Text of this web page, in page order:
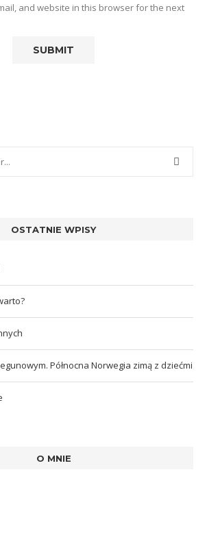
and website in this browser for the next
OSTATNIE WPISY
Północna Norwegia zimą z dziećmi
O MNIE